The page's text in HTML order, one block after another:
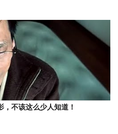
，不该这么少人知道！